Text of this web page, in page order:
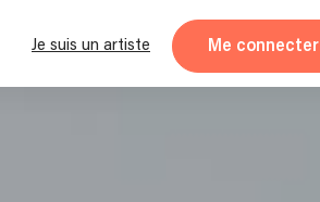
Je suis un artiste Me connecter